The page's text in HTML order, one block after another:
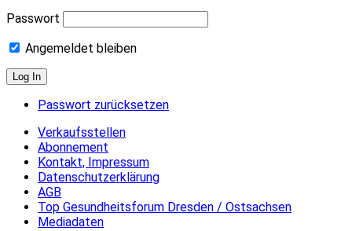
Passwort
Angemeldet bleiben
Passwort zurücksetzen
Verkaufsstellen
Abonnement
Kontakt, Impressum
Datenschutzerklärung
AGB
Top Gesundheitsforum Dresden / Ostsachsen
Mediadaten